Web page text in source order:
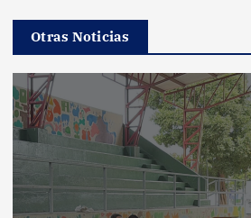
Otras Noticias